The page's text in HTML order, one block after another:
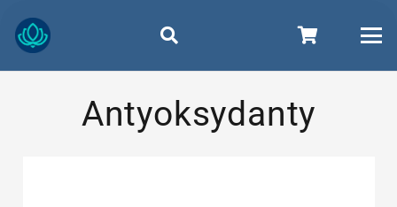
Antyoksydanty